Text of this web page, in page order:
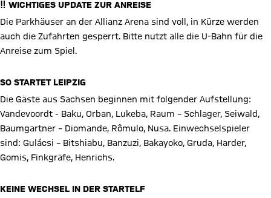
Vincent Kompany (Trainer, FC Bayern): „Wir sind jetzt in der